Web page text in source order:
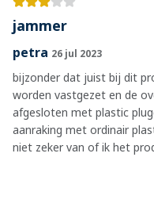
jammer
petra 26 jul 2023
bijzonder dat juist bij dit
worden vastgezet en de
afgesloten met plastic
aanraking met ordinair
niet zeker van of ik het